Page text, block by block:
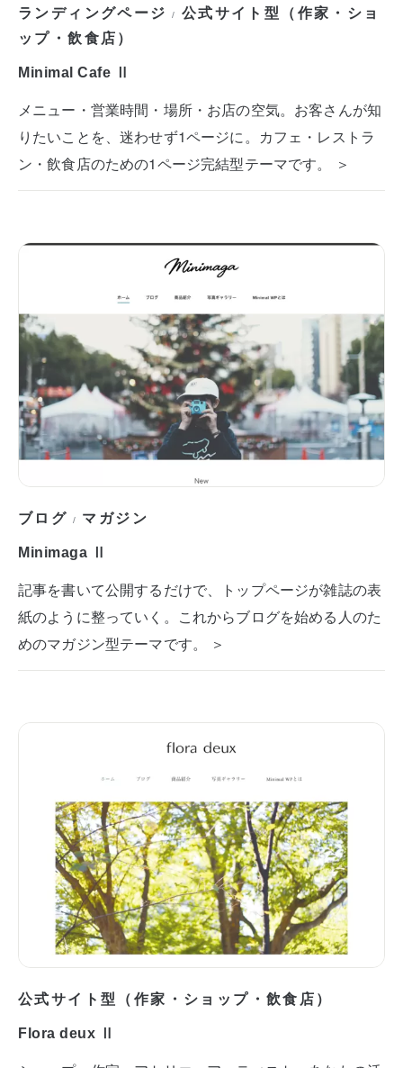
ランディングページ / 公式サイト型（作家・ショ
ップ・飲食店）
Minimal Cafe Ⅱ
メニュー・営業時間・場所・お店の空気。お客さんが知
りたいことを、迷わせず1ページに。カフェ・レストラ
ン・飲食店のための1ページ完結型テーマです。 ＞
ブログ / マガジン
Minimaga Ⅱ
記事を書いて公開するだけで、トップページが雑誌の表
紙のように整っていく。これからブログを始める人のた
めのマガジン型テーマです。 ＞
公式サイト型（作家・ショップ・飲食店）
Flora deux Ⅱ